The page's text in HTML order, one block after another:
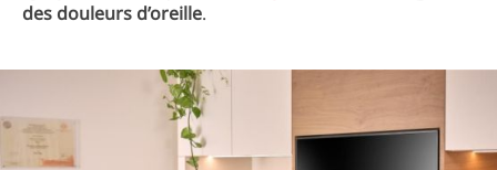
des douleurs d’oreille.